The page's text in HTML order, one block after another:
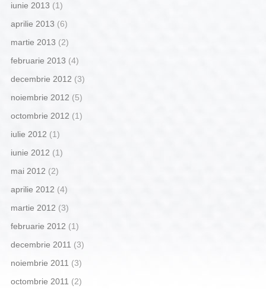
iunie 2013 (1)
aprilie 2013 (6)
martie 2013 (2)
februarie 2013 (4)
decembrie 2012 (3)
noiembrie 2012 (5)
octombrie 2012 (1)
iulie 2012 (1)
iunie 2012 (1)
mai 2012 (2)
aprilie 2012 (4)
martie 2012 (3)
februarie 2012 (1)
decembrie 2011 (3)
noiembrie 2011 (3)
octombrie 2011 (2)